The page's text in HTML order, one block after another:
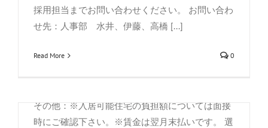
採用担当までお問い合わせください。 お問い合わ
せ先：人事部 水井、伊藤、高橋 [...]
Read More 0
盆休暇、年末年始休暇 月平均労働日数：19.8日 6
ヶ月経過後の年次有給休暇日数：10日 終業時間：
10時間 雇用形態；正社員 職種・派遣/請負：派
その他：※入居可能住宅の負担額については面接
時にご確認下さい。※賃金は翌月末払いです。 選
By株式会社Sola.com | 11月 11th, 2020 | 募集求人,求人情報
の業務用システム開発業務です。 当言語につき2
て活躍して頂きます。 基本給：224,000〜
400,000円 交通費：実費支給（上限25,000円/月) 必